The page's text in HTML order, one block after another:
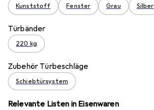
Kunststoff Fenster Grau Silber
Türbänder
220 kg
Zubehör Türbeschläge
Schiebtürsystem
Relevante Listen in Eisenwaren